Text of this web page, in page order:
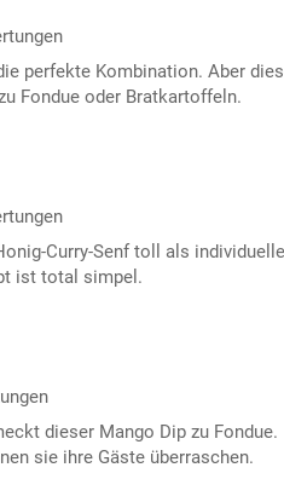
perfekte Kombination. Aber
Fondue oder Bratkartoffeln.
Curry-Senf toll als
ist total simpel.
dieser Mango Dip zu Fondue.
sie ihre Gäste überraschen.